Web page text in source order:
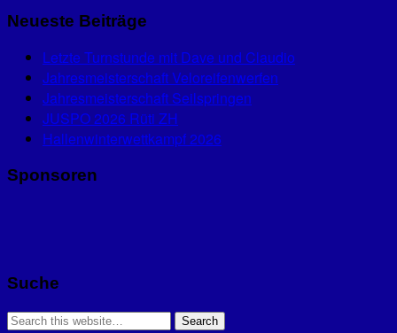
Neueste Beiträge
Letzte Turnstunde mit Dave und Claudio
Jahresmeisterschaft Veloreifenwerfen
Jahresmeisterschaft Seilspringen
JUSPO 2026 Rüti ZH
Hallenwinterwettkampf 2026
Sponsoren
Suche